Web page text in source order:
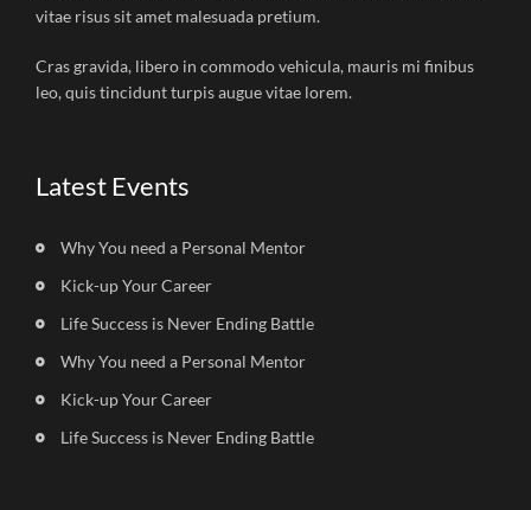
vitae risus sit amet malesuada pretium.
Cras gravida, libero in commodo vehicula, mauris mi finibus
leo, quis tincidunt turpis augue vitae lorem.
Latest Events
Why You need a Personal Mentor
Kick-up Your Career
Life Success is Never Ending Battle
Why You need a Personal Mentor
Kick-up Your Career
Life Success is Never Ending Battle